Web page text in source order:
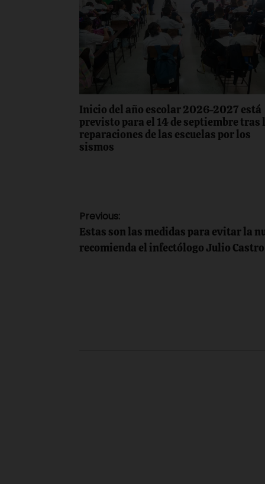
Inicio del año escolar 2026-2027 está
previsto para el 14 de septiembre tras
reparaciones de las escuelas por los
sismos
Navegación
de
Previous:
Estas son las medidas para evitar la
recomienda el infectólogo Julio Castro